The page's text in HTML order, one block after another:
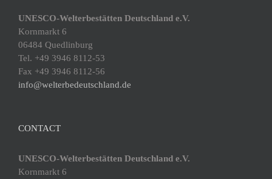
UNESCO-Welterbestätten Deutschland e.V.
Kornmarkt 6
06484 Quedlinburg
Tel. +49 3946 8112-53
Fax +49 3946 8112-56
info@welterbedeutschland.de
CONTACT
UNESCO-Welterbestätten Deutschland e.V.
Kornmarkt 6